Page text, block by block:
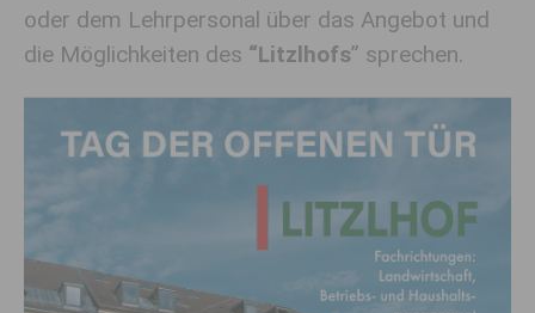
oder dem Lehrpersonal über das Angebot und
die Möglichkeiten des “Litzlhofs” sprechen.